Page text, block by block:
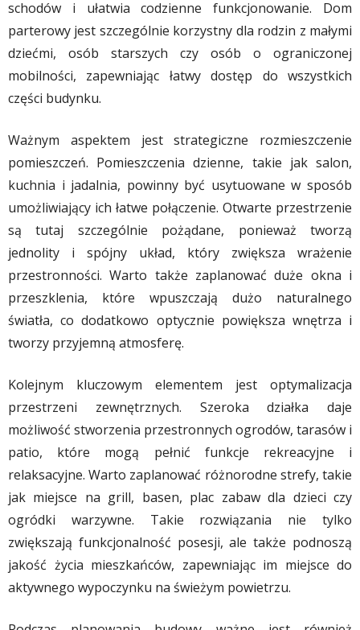
schodów i ułatwia codzienne funkcjonowanie. Dom
parterowy jest szczególnie korzystny dla rodzin z małymi
dziećmi, osób starszych czy osób o ograniczonej
mobilności, zapewniając łatwy dostęp do wszystkich
części budynku.
Ważnym aspektem jest strategiczne rozmieszczenie
pomieszczeń. Pomieszczenia dzienne, takie jak salon,
kuchnia i jadalnia, powinny być usytuowane w sposób
umożliwiający ich łatwe połączenie. Otwarte przestrzenie
są tutaj szczególnie pożądane, ponieważ tworzą
jednolity i spójny układ, który zwiększa wrażenie
przestronności. Warto także zaplanować duże okna i
przeszklenia, które wpuszczają dużo naturalnego
światła, co dodatkowo optycznie powiększa wnętrza i
tworzy przyjemną atmosferę.
Kolejnym kluczowym elementem jest optymalizacja
przestrzeni zewnętrznych. Szeroka działka daje
możliwość stworzenia przestronnych ogrodów, tarasów i
patio, które mogą pełnić funkcje rekreacyjne i
relaksacyjne. Warto zaplanować różnorodne strefy, takie
jak miejsce na grill, basen, plac zabaw dla dzieci czy
ogródki warzywne. Takie rozwiązania nie tylko
zwiększają funkcjonalność posesji, ale także podnoszą
jakość życia mieszkańców, zapewniając im miejsce do
aktywnego wypoczynku na świeżym powietrzu.